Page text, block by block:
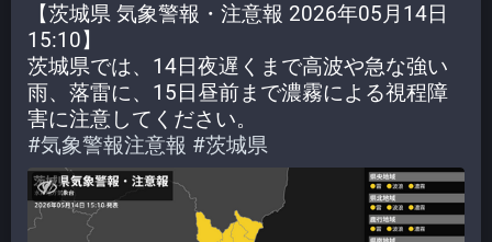
【茨城県 気象警報・注意報 2026年05月14日
15:10】
茨城県では、14日夜遅くまで高波や急な強い
雨、落雷に、15日昼前まで濃霧による視程障
害に注意してください。
#気象警報注意報 #茨城県